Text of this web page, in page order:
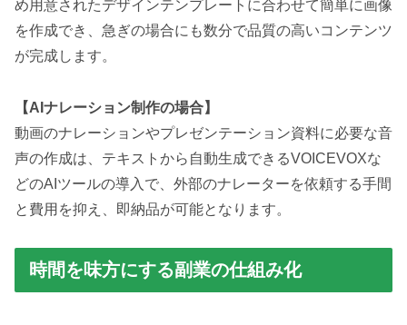
め用意されたデザインテンプレートに合わせて簡単に画像
を作成でき、急ぎの場合にも数分で品質の高いコンテンツ
が完成します。
【AIナレーション制作の場合】
動画のナレーションやプレゼンテーション資料に必要な音
声の作成は、テキストから自動生成できるVOICEVOXな
どのAIツールの導入で、外部のナレーターを依頼する手間
と費用を抑え、即納品が可能となります。
時間を味方にする副業の仕組み化